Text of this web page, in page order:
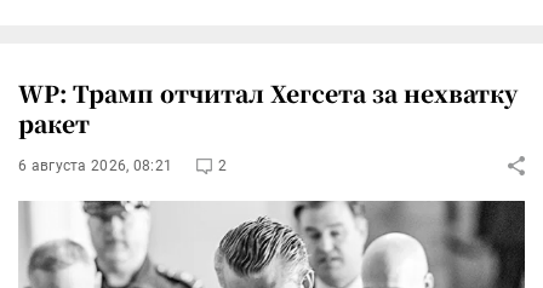
WP: Трамп отчитал Хегсета за нехватку
ракет
6 августа 2026, 08:21 2